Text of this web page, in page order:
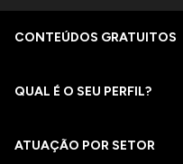
CONTEÚDOS GRATUITOS
QUAL É O SEU PERFIL?
ATUAÇÃO POR SETOR